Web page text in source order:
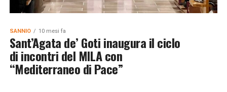
SANNIO 10 mesi fa
Sant’Agata de’ Goti inaugura il ciclo
di incontri del MILA con
“Mediterraneo di Pace”